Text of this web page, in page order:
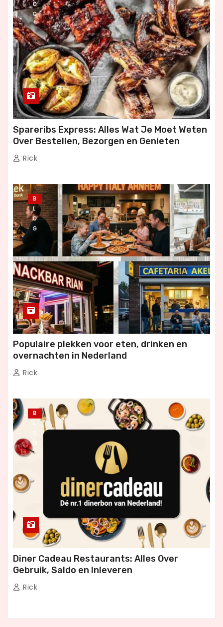
O
G
Spareribs Express: Alles Wat Je Moet Weten
Over Bestellen, Bezorgen en Genieten
Rick
B
L
O
G
Populaire plekken voor eten, drinken en
overnachten in Nederland
Rick
B
L
O
G
Diner Cadeau Restaurants: Alles Over
Gebruik, Saldo en Inleveren
Rick